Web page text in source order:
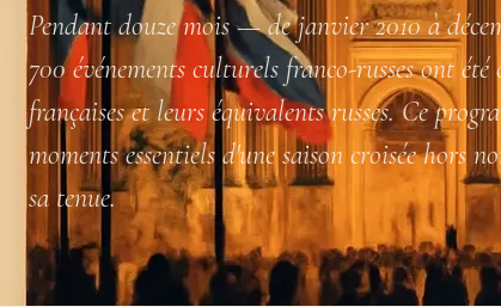
Pendant douze mois — de janvier 2010 à
700 événements culturels franco-russes ont
françaises et leurs équivalents russes. Ce
moments essentiels d'une saison croisée hors
sa tenue.